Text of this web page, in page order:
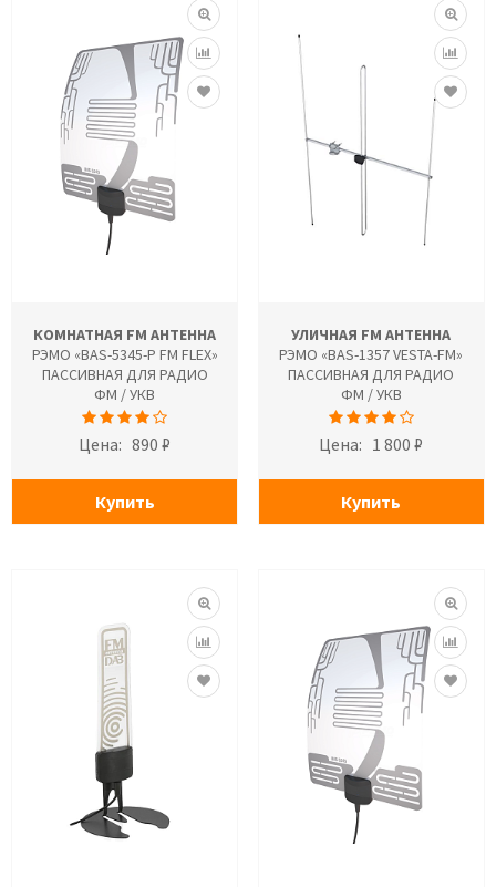
КОМНАТНАЯ FM АНТЕННА
РЭМО «BAS-5345-P FM FLEX»
ПАССИВНАЯ ДЛЯ РАДИО
ФМ / УКВ
Цена: 890 ₽
Купить
УЛИЧНАЯ FM АНТЕННА
РЭМО «BAS-1357 VESTA-FM»
ПАССИВНАЯ ДЛЯ РАДИО
ФМ / УКВ
Цена: 1 800 ₽
Купить